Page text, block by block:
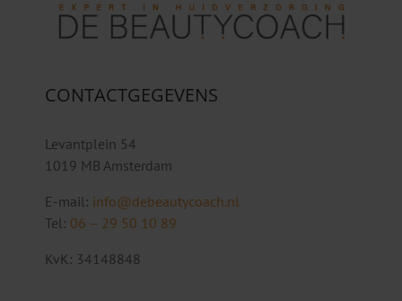
CONTACTGEGEVENS
Levantplein 54
1019 MB Amsterdam
E-mail: info@debeautycoach.nl
Tel: 06 – 29 50 10 89
KvK: 34148848